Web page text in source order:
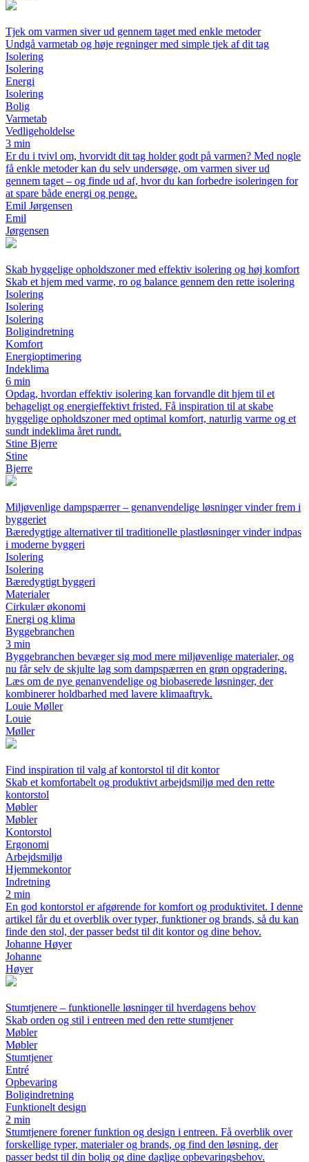
Tjek om varmen siver ud gennem taget med enkle metoder
Undgå varmetab og høje regninger med simple tjek af dit tag
Isolering
Isolering
Energi
Isolering
Bolig
Varmetab
Vedligeholdelse
3 min
Er du i tvivl om, hvorvidt dit tag holder godt på varmen? Med nogle
få enkle metoder kan du selv undersøge, om varmen siver ud
gennem taget – og finde ud af, hvor du kan forbedre isoleringen for
at spare både energi og penge.
Emil Jørgensen
Emil
Jørgensen
Skab hyggelige opholdszoner med effektiv isolering og høj komfort
Skab et hjem med varme, ro og balance gennem den rette isolering
Isolering
Isolering
Isolering
Boligindretning
Komfort
Energioptimering
Indeklima
6 min
Opdag, hvordan effektiv isolering kan forvandle dit hjem til et
behageligt og energieffektivt fristed. Få inspiration til at skabe
hyggelige opholdszoner med optimal komfort, naturlig varme og et
sundt indeklima året rundt.
Stine Bjerre
Stine
Bjerre
Miljøvenlige dampspærrer – genanvendelige løsninger vinder frem i
byggeriet
Bæredygtige alternativer til traditionelle plastløsninger vinder indpas
i moderne byggeri
Isolering
Isolering
Bæredygtigt byggeri
Materialer
Cirkulær økonomi
Energi og klima
Byggebranchen
3 min
Byggebranchen bevæger sig mod mere miljøvenlige materialer, og
nu får selv de skjulte lag som dampspærren en grøn opgradering.
Læs om de nye genanvendelige og biobaserede løsninger, der
kombinerer holdbarhed med lavere klimaaftryk.
Louie Møller
Louie
Møller
Find inspiration til valg af kontorstol til dit kontor
Skab et komfortabelt og produktivt arbejdsmiljø med den rette
kontorstol
Møbler
Møbler
Kontorstol
Ergonomi
Arbejdsmiljø
Hjemmekontor
Indretning
2 min
En god kontorstol er afgørende for komfort og produktivitet. I denne
artikel får du et overblik over typer, funktioner og brands, så du kan
finde den stol, der passer bedst til dit kontor og dine behov.
Johanne Høyer
Johanne
Høyer
Stumtjenere – funktionelle løsninger til hverdagens behov
Skab orden og stil i entreen med den rette stumtjener
Møbler
Møbler
Stumtjener
Entré
Opbevaring
Boligindretning
Funktionelt design
2 min
Stumtjenere forener funktion og design i entreen. Få overblik over
forskellige typer, materialer og brands, og find den løsning, der
passer bedst til din bolig og dine daglige opbevaringsbehov.